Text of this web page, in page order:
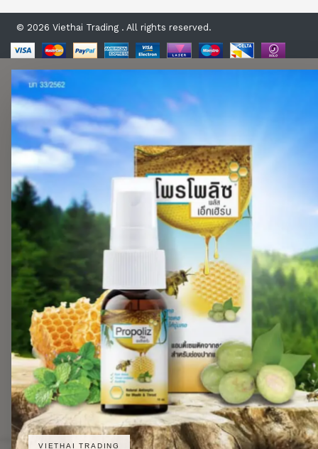
© 2026 Viethai Trading . All rights reserved.
VIETHAI TRADING